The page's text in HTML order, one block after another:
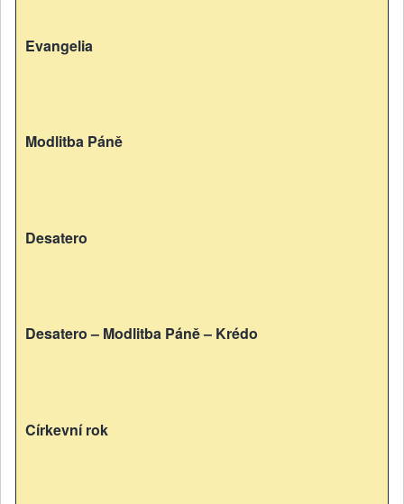
Evangelia
Modlitba Páně
Desatero
Desatero – Modlitba Páně – Krédo
Církevní rok